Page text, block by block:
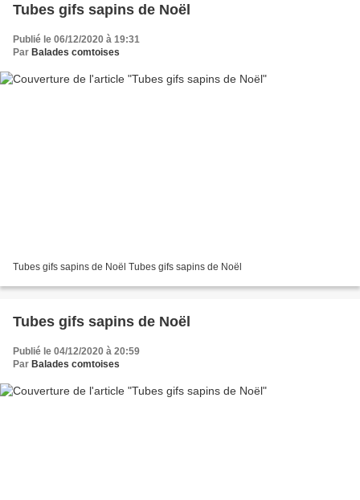
Tubes gifs sapins de Noël
Publié le 06/12/2020 à 19:31
Par Balades comtoises
Tubes gifs sapins de Noël Tubes gifs sapins de Noël
Tubes gifs sapins de Noël
Publié le 04/12/2020 à 20:59
Par Balades comtoises